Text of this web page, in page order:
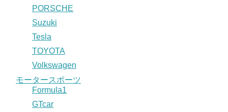
PORSCHE
Suzuki
Tesla
TOYOTA
Volkswagen
モータースポーツ
Formula1
GTcar